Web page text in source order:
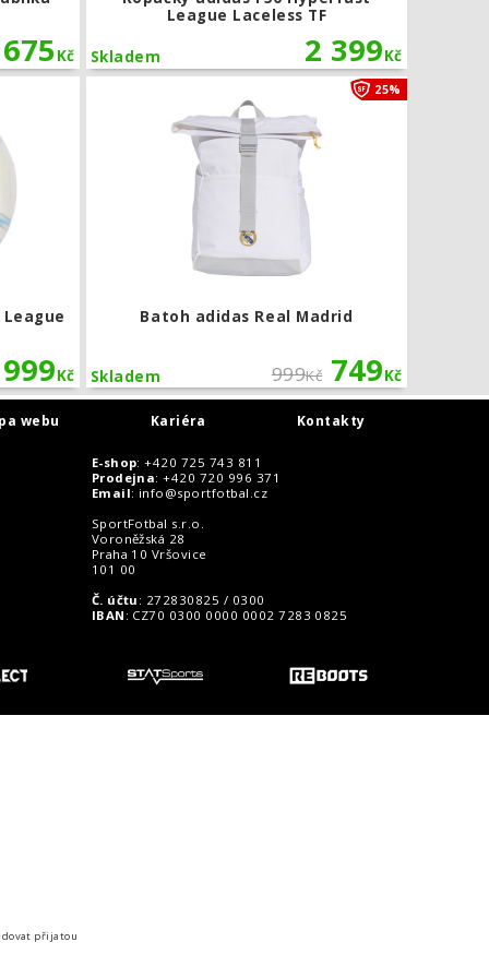
675Kč
League Laceless TF
2 399Kč
Skladem
999Kč
Batoh adidas Real Madrid
999Kč 749Kč
Skladem
25%
webu Kariéra Kontakty
E-shop: +420 725 743 811
Prodejna: +420 720 996 371
Email: info@sportfotbal.cz
SportFotbal s.r.o.
Voroněžská 28
Praha 10 Vršovice
101 00
Č. účtu : 272830825 / 0300
IBAN : CZ70 0300 0000 0002 7283 0825
přijatou